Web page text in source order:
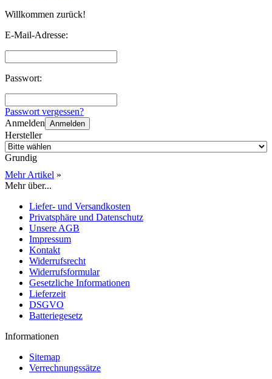
Willkommen zurück!
E-Mail-Adresse:
Passwort:
Passwort vergessen?
Anmelden Anmelden
Hersteller
Grundig
Mehr Artikel »
Mehr über...
Liefer- und Versandkosten
Privatsphäre und Datenschutz
Unsere AGB
Impressum
Kontakt
Widerrufsrecht
Widerrufsformular
Gesetzliche Informationen
Lieferzeit
DSGVO
Batteriegesetz
Informationen
Sitemap
Verrechnungssätze